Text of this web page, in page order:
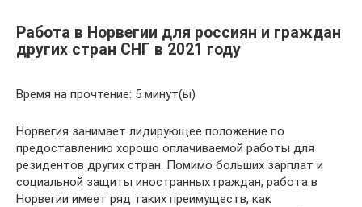
Работа в Норвегии для россиян и граждан
других стран СНГ в 2021 году
Время на прочтение: 5 минут(ы)
Норвегия занимает лидирующее положение по
предоставлению хорошо оплачиваемой работы для
резидентов других стран. Помимо больших зарплат и
социальной защиты иностранных граждан, работа в
Норвегии имеет ряд таких преимуществ, как